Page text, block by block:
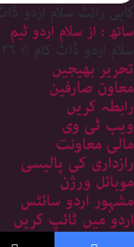
کاپی رائٹ سلام
ساتھ : از سلام اردو ٹیم
سلام اردو ڈاٹ کام © ۲۰۲۶-۲۰۱۲
تحریر بھیجیں
معاون صارفین
رابطہ کریں
ویب ٹی وی
مالی معاونت
رازداری کی پالیسی
موبائل ورژن
مشہور اردو سائٹس
اردو میں ٹائپ کریں
سائٹ کا نقشہ